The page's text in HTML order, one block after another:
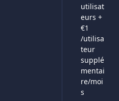
utilisat
eurs +
€1
/utilisa
teur
supplé
mentai
re/moi
s